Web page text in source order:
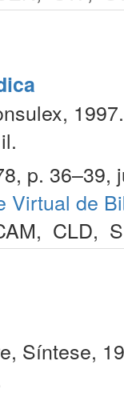
1997.
p. 36–39,
Virtual de
, CLD,
Síntese,